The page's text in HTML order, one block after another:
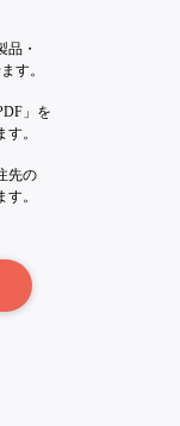
品・
す。
」を
。
先の
。